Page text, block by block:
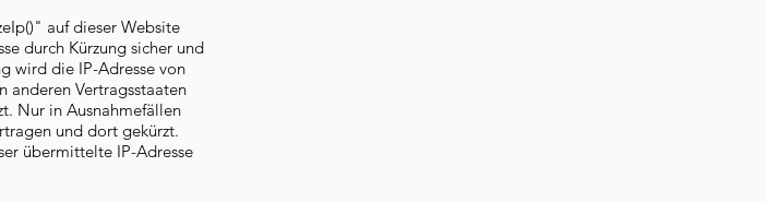
auf dieser Website
durch Kürzung sicher und
wird die IP-Adresse von
Vertragsstaaten
Nur in Ausnahmefällen
und dort gekürzt.
übermittelte IP-Adresse